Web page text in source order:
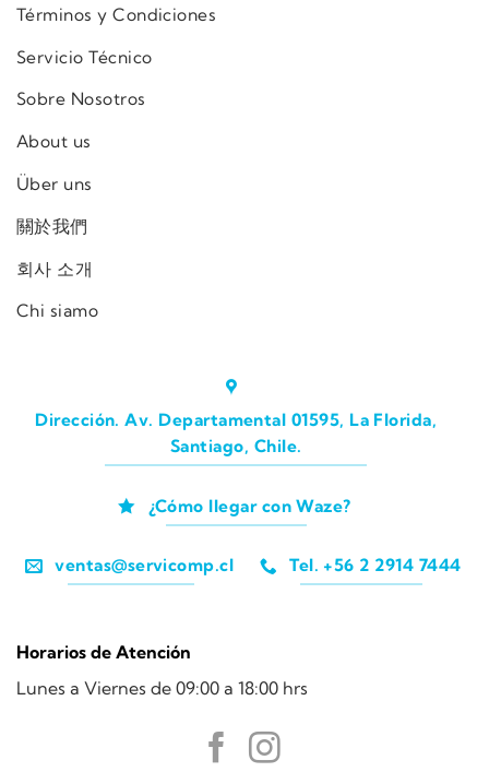
Términos y Condiciones
Servicio Técnico
Sobre Nosotros
About us
Über uns
關於我們
회사 소개
Chi siamo
Dirección. Av. Departamental 01595, La Florida,
Santiago, Chile.
¿Cómo llegar con Waze?
ventas@servicomp.cl Tel. +56 2 2914 7444
Horarios de Atención
Lunes a Viernes de 09:00 a 18:00 hrs